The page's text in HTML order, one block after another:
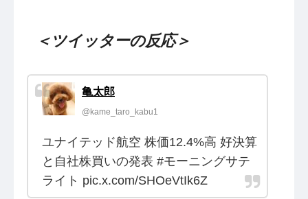
＜ツイッターの反応＞
亀太郎
@kame_taro_kabu1
ユナイテッド航空 株価12.4%高 好決算
と自社株買いの発表 #モーニングサテ
ライト pic.x.com/SHOeVtIk6Z